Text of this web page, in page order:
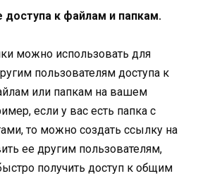
доступа к файлам и папкам.
можно использовать для
пользователям доступа к
или папкам на вашем
если у вас есть папка с
то можно создать ссылку на
ее другим пользователям,
получить доступ к общим